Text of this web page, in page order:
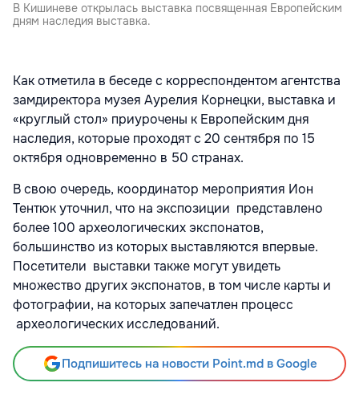
В Кишиневе открылась выставка посвященная Европейским
дням наследия выставка.
Как отметила в беседе с корреспондентом агентства
замдиректора музея Аурелия Корнецки, выставка и
«круглый стол» приурочены к Европейским дня
наследия, которые проходят с 20 сентября по 15
октября одновременно в 50 странах.
В свою очередь, координатор мероприятия Ион
Тентюк уточнил, что на экспозиции представлено
более 100 археологических экспонатов,
большинство из которых выставляются впервые.
Посетители выставки также могут увидеть
множество других экспонатов, в том числе карты и
фотографии, на которых запечатлен процесс
археологических исследований.
Подпишитесь на новости Point.md в Google